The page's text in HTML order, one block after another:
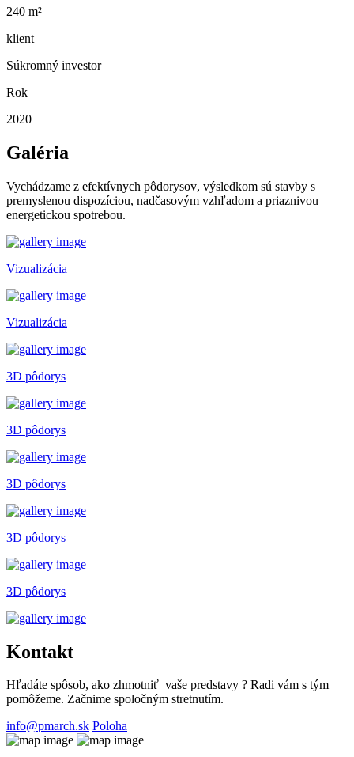
240 m²
klient
Súkromný investor
Rok
2020
Galéria
Vychádzame z efektívnych pôdorysov, výsledkom sú stavby s
premyslenou dispozíciou, nadčasovým vzhľadom a priaznivou
energetickou spotrebou.
Vizualizácia
Vizualizácia
3D pôdorys
3D pôdorys
3D pôdorys
3D pôdorys
3D pôdorys
Kontakt
Hľadáte spôsob, ako zhmotniť vaše predstavy ? Radi vám s tým
pomôžeme. Začnime spoločným stretnutím.
info@pmarch.sk Poloha